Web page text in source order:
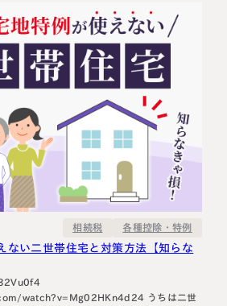
大阪事務所
大阪府大阪市北区角田町8番47号
阪急グランドビル20階
Access
相続税 各種控除・特例
ない二世帯住宅と対策方法【知らな
うちは二世